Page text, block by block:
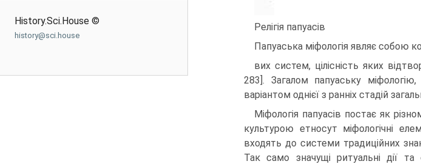
History.Sci.House ©
history@sci.house
Релігія папуасів
Папуаська міфологія являє собою
вих систем, цілісність яких
283]. Загалом папуаську
варіантом однієї з ранніх стадій
Міфологія папуасів постає як
культурою етносут міфологічні
входять до системи традиційних
Так само значущі ритуальні дії та